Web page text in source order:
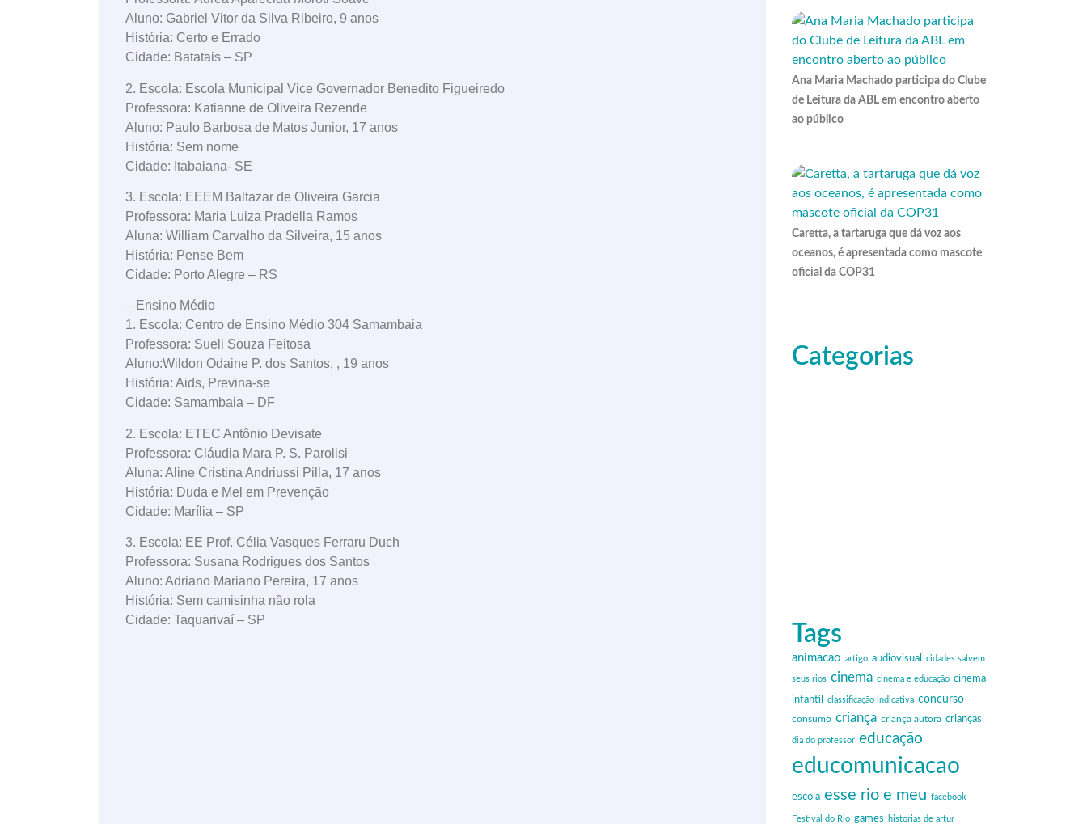
Aluno: Gabriel Vitor da Silva Ribeiro, 9 anos
História: Certo e Errado
Cidade: Batatais – SP
2. Escola: Escola Municipal Vice Governador Benedito Figueiredo
Professora: Katianne de Oliveira Rezende
Aluno: Paulo Barbosa de Matos Junior, 17 anos
História: Sem nome
Cidade: Itabaiana- SE
3. Escola: EEEM Baltazar de Oliveira Garcia
Professora: Maria Luiza Pradella Ramos
Aluna: William Carvalho da Silveira, 15 anos
História: Pense Bem
Cidade: Porto Alegre – RS
– Ensino Médio
1. Escola: Centro de Ensino Médio 304 Samambaia
Professora: Sueli Souza Feitosa
Aluno:Wildon Odaine P. dos Santos, , 19 anos
História: Aids, Previna-se
Cidade: Samambaia – DF
2. Escola: ETEC Antônio Devisate
Professora: Cláudia Mara P. S. Parolisi
Aluna: Aline Cristina Andriussi Pilla, 17 anos
História: Duda e Mel em Prevenção
Cidade: Marília – SP
3. Escola: EE Prof. Célia Vasques Ferraru Duch
Professora: Susana Rodrigues dos Santos
Aluno: Adriano Mariano Pereira, 17 anos
História: Sem camisinha não rola
Cidade: Taquarivaí – SP
Ana Maria Machado participa do Clube
de Leitura da ABL em encontro aberto
ao público
Caretta, a tartaruga que dá voz aos
oceanos, é apresentada como mascote
oficial da COP31
Categorias
Tags
animacao artigo audiovisual cidades salvem
seus rios cinema cinema e educação cinema
infantil
classificação indicativa concurso
consumo criança criança autora crianças
dia do professor educação
educomunicacao
escola esse rio e meu facebook
Festival do Rio games historias de artur